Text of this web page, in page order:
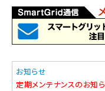
お知らせ
定期メンテナンスのお知